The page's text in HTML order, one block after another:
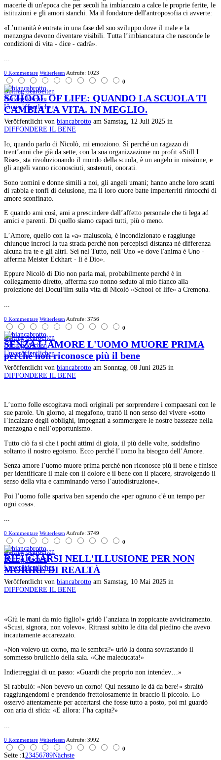
macerie di un'epoca che per secoli ha imbiancato a calce le proprie ferite, le
istituzioni e gli amori stanchi. Ma il fondatore dell'antroposofia ci avverte:
«L’umanità è entrata in una fase del suo sviluppo dove il male e la
menzogna devono diventare visibili. Tutta l’imbiancatura che nasconde le
condizioni di vita - dice - cadrà».
...
0 Kommentare Weiterlesen Aufrufe: 1023
0
Beitrag bearbeiten
Beitrag löschen
Unveröffentlichen
SCHOOL OF LIFE: QUANDO LA SCUOLA TI
CAMBIA LA VITA. IN MEGLIO.
Veröffentlicht von biancabrotto am Samstag, 12 Juli 2025 in
DIFFONDERE IL BENE
Io, quando parlo di Nicolò, mi emoziono. Sì perché un ragazzo di
trent’anni che già da sette, con la sua organizzazione no profit «Still I
Rise», sta rivoluzionando il mondo della scuola, è un angelo in missione, e
gli angeli vanno riconosciuti, sostenuti, onorati.
Sono uomini e donne simili a noi, gli angeli umani; hanno anche loro scatti
di rabbia e tonfi di delusione, ma il loro cuore batte imperterriti rintocchi di
amore sconfinato.
E quando ami così, ami a prescindere dall’affetto personale che ti lega ad
amici e parenti. Di quello siamo capaci tutti, più o meno.
L’Amore, quello con la «a» maiuscola, è incondizionato e raggiunge
chiunque incroci la tua strada perché non percepisci distanza né differenza
alcuna fra te e gli altri. Sei nel Tutto, nell’Uno «e dove l'anima è Uno -
afferma Meister Eckhart - lì è Dio».
Eppure Nicolò di Dio non parla mai, probabilmente perché è in
collegamento diretto, afferma suo nonno seduto al mio fianco alla
proiezione del DocuFilm sulla vita di Nicolò «School of life» a Cremona.
0 Kommentare Weiterlesen Aufrufe: 3756
0
Beitrag bearbeiten
Beitrag löschen
Unveröffentlichen
SENZA L'AMORE L'UOMO MUORE PRIMA
perché non riconosce più il bene
Veröffentlicht von biancabrotto am Sonntag, 08 Juni 2025 in
DIFFONDERE IL BENE
L’uomo folle escogitava modi originali per sorprendere i compaesani con le
sue parole. Un giorno, al megafono, trattò il non senso del vivere «sotto
l’incalzare degli obblighi, impegnati a sommergere le nostre bassezze nella
menzogna e nell’opportunismo.
Tutto ciò fa sì che i pochi attimi di gioia, il più delle volte, soddisfino
soltanto il nostro egoismo. Ecco perché l’uomo ha bisogno dell’Amore.
Senza amore l’uomo muore prima perché non riconosce più il bene e finisce
per identificare il male con il dolore e il bene con il piacere, stravolgendo il
senso della vita e camminando verso l’autodistruzione».
Poi l’uomo folle spariva ben sapendo che «per ognuno c'è un tempo per
ogni cosa».
...
0 Kommentare WeiterlesenAufrufe: 3749
0
Beitrag bearbeiten
Beitrag löschen
Unveröffentlichen
RIFUGIARSI NELL'ILLUSIONE PER NON
MORIRE DI REALTÀ
Veröffentlicht von biancabrotto am Samstag, 10 Mai 2025 in
DIFFONDERE IL BENE
«Giù le mani da mio figlio!» gridò l’anziana in zoppicante avvicinamento.
«Scusi, signora, non volevo». Ritrassi subito le dita dal piedino che avevo
incautamente accarezzato.
«Non volevo un corno, ma le sembra?» urlò la donna sovrastando il
sommesso brulichio della sala. «Che maleducata!»
Indietreggiai di un passo: «Guardi che proprio non intendev…»
Si rabbuiò: «Non bevevo un corno! Qui nessuno le dà da bere!» sbraitò
raggiungendomi e prendendo frettolosamente in braccio il piccolo. Lo
osservò attentamente per accertarsi che fosse tutto a posto, poi mi guardò
con aria di sfida: «E allora: l’ha capita?»
...
0 Kommentare Weiterlesen Aufrufe: 3992
0
Seite :123456789Nächste